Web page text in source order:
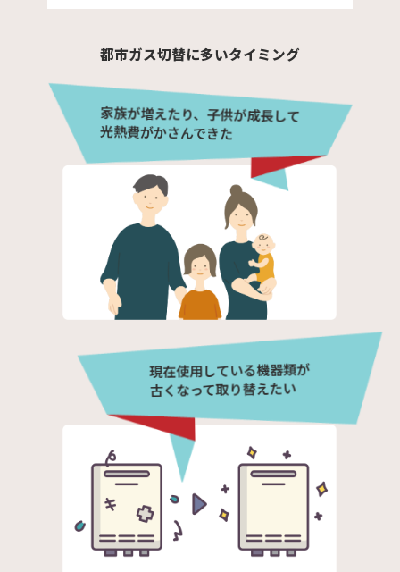
都市ガス切替に多いタイミング
家族が増えたり、子供が成長して
光熱費がかさんできた
現在使用している機器類が
古くなって取り替えたい